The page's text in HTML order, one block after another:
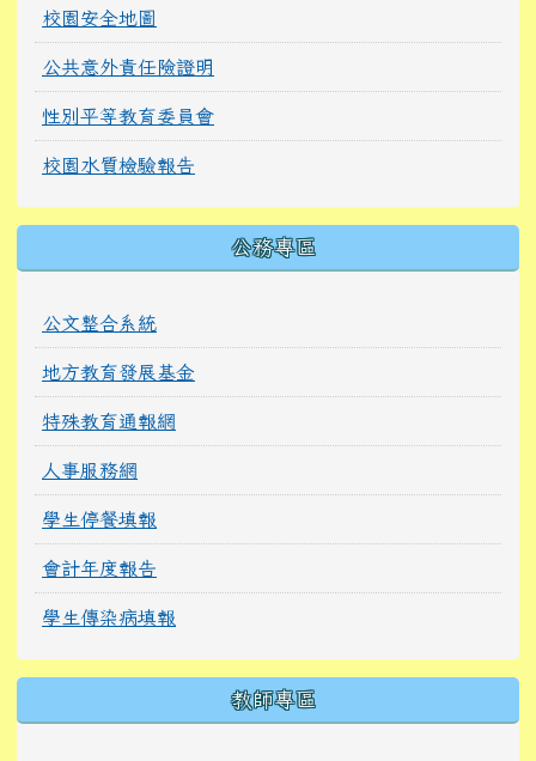
校園安全地圖
公共意外責任險證明
性別平等教育委員會
校園水質檢驗報告
公務專區
公文整合系統
地方教育發展基金
特殊教育通報網
人事服務網
學生停餐填報
會計年度報告
學生傳染病填報
教師專區